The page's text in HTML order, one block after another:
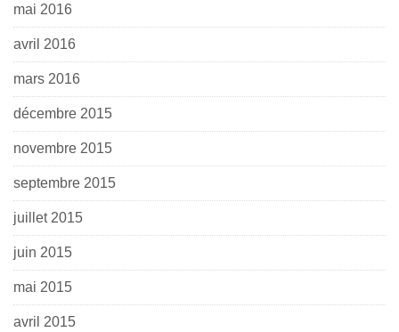
mai 2016
avril 2016
mars 2016
décembre 2015
novembre 2015
septembre 2015
juillet 2015
juin 2015
mai 2015
avril 2015